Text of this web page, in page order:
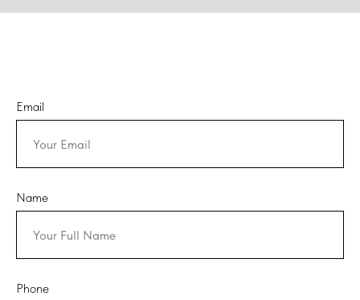
Email
Name
Phone